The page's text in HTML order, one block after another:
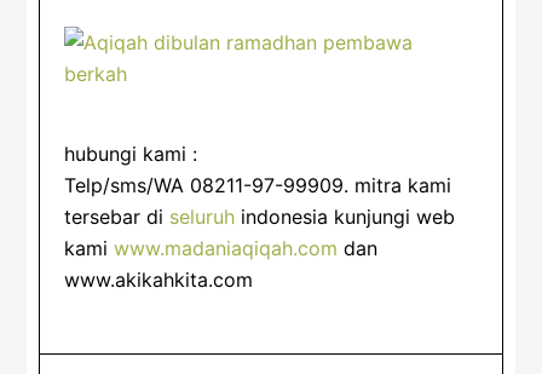
hubungi kami :
Telp/sms/WA 08211-97-99909. mitra kami
tersebar di seluruh indonesia kunjungi web
kamiwww.madaniaqiqah.com dan
www.akikahkita.com